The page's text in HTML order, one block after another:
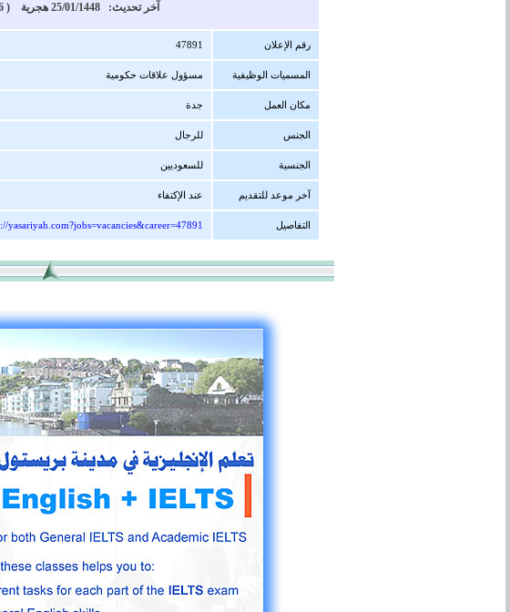
آخر تحديث: 25/01/1448 هجرية ( 10/07/2026 )
رقم الإعلان 47891
المسميات الوظيفية مسؤول علاقات حكومية
مكان العمل جدة
الجنس للرجال
الجنسية للسعوديين
آخر موعد للتقديم عند الإكتفاء
التفاصيل yasariyah.com?jobs=vacancies&career=47891